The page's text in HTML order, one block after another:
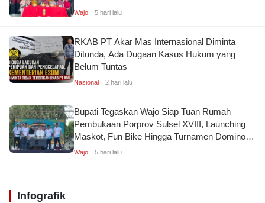
Wajo 5 hari lalu
RKAB PT Akar Mas Internasional Diminta
Ditunda, Ada Dugaan Kasus Hukum yang
Belum Tuntas
Nasional 2 hari lalu
Bupati Tegaskan Wajo Siap Tuan Rumah
Pembukaan Porprov Sulsel XVIII, Launching
Maskot, Fun Bike Hingga Turnamen Domino
Kolaborasi KONI
Wajo 5 hari lalu
Infografik